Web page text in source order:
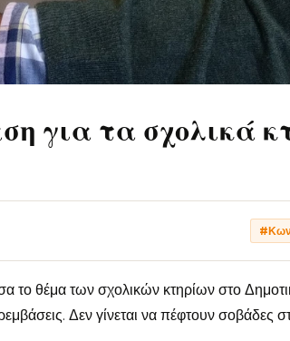
για τα σχολικά
το θέμα των σχολικών κτηρίων στο
Δεν γίνεται να πέφτουν σοβάδες